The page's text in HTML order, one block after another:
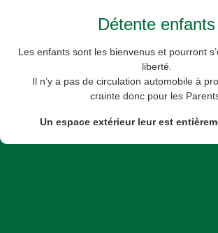
Détente enfants
Les enfants sont les bienvenus et pourront
liberté.
Il n’y a pas de circulation automobile à
crainte donc pour les
Un espace extérieur leur est